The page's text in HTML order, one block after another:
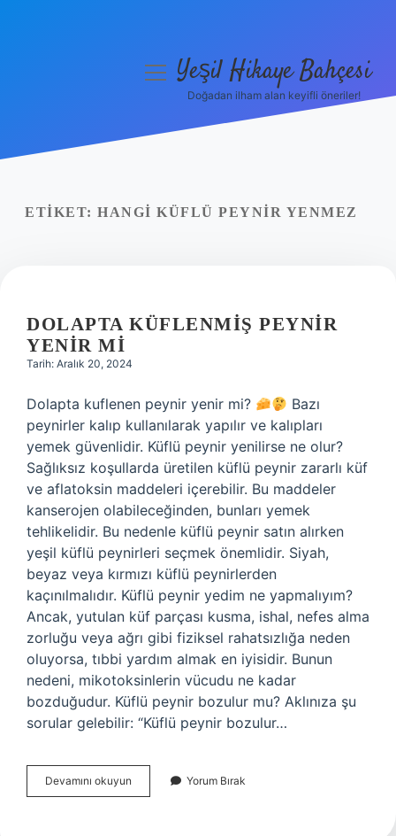
Yasal Uyarı
menüyüYeşil Hikaye Bahçesi
Doğadan ilham alan keyifli öneriler!
ETIKET: HANGI KÜFLÜ PEYNIR YENMEZ
DOLAPTA KÜFLENMIŞ PEYNIR
YENIR MI
Tarih: Aralık 20, 2024
Dolapta kuflenen peynir yenir mi?
Bazı
peynirler kalıp kullanılarak yapılır ve kalıpları
yemek güvenlidir. Küflü peynir yenilirse ne olur?
Sağlıksız koşullarda üretilen küflü peynir zararlı küf
ve aflatoksin maddeleri içerebilir. Bu maddeler
kanserojen olabileceğinden, bunları yemek
tehlikelidir. Bu nedenle küflü peynir satın alırken
yeşil küflü peynirleri seçmek önemlidir. Siyah,
beyaz veya kırmızı küflü peynirlerden
kaçınılmalıdır. Küflü peynir yedim ne yapmalıyım?
Ancak, yutulan küf parçası kusma, ishal, nefes alma
zorluğu veya ağrı gibi fiziksel rahatsızlığa neden
oluyorsa, tıbbi yardım almak en iyisidir. Bunun
nedeni, mikotoksinlerin vücudu ne kadar
bozduğudur. Küflü peynir bozulur mu? Aklınıza şu
sorular gelebilir: “Küflü peynir bozulur…
Devamını okuyun
Küflenmiş
Yorum Bırak